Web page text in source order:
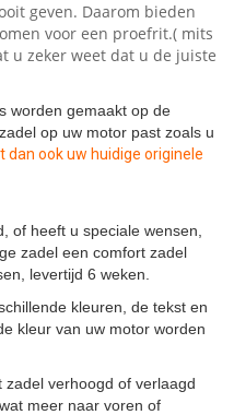
geven. Daarom bieden
voor een proefrit.( mits
u zeker weet dat u de juiste
worden gemaakt op de
op uw motor past zoals u
dan ook uw huidige originele
of heeft u speciale wensen,
zadel een comfort zadel
levertijd 6 weken.
kleuren, de tekst en
kleur van uw motor worden
verhoogd of verlaagd
meer naar voren of